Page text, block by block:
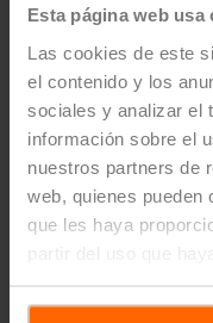
Esta página web usa
Las cookies de este
el contenido y los
sociales y analizar el
información sobre el
nuestros partners de
web, quienes pueden
que les haya
Configurable
AC 100...240 V,